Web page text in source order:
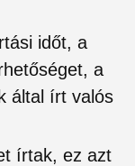
időt, a
a
által írt valós
írtak, ez azt